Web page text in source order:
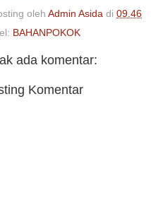
oleh Admin Asida di 09.46
BAHANPOKOK
ada komentar:
Komentar